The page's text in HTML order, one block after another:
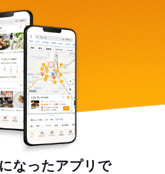
なったアプリで